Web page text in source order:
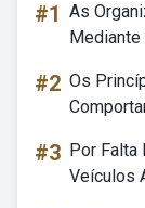
#1 As
#2 Os
#3 Por Falta
Veículos